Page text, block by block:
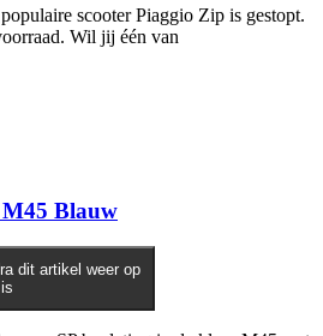
scooter Piaggio Zip is gestopt.
Wil jij één van
Blauw
dit artikel weer op